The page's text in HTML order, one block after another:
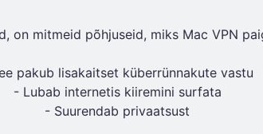
on mitmeid põhjuseid, miks Mac VPN
pakub lisakaitset küberrünnakute vastu
- Lubab internetis kiiremini surfata
- Suurendab privaatsust